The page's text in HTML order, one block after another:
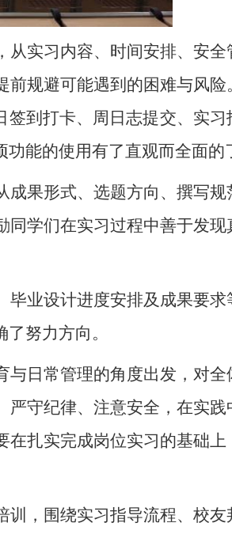
实习内容、时间安排、安
规避可能遇到的困难与风
到打卡、周日志提交、实
能的使用有了直观而全面的
果形式、选题方向、撰写
学们在实习过程中善于发
业设计进度安排及成果要求
努力方向。
日常管理的角度出发，对全
守纪律、注意安全，在实
扎实完成岗位实习的基础
，围绕实习指导流程、校